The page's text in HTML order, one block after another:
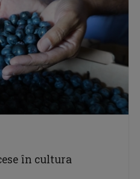
în cultura